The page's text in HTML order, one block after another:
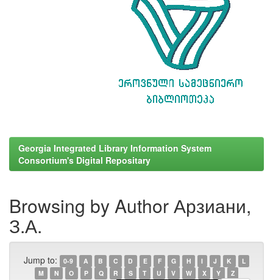
Georgia Integrated Library Information System
Consortium's Digital Repositary
Browsing by Author Арзиани,
З.А.
Jump to: 0-9 A B C D E F G H I J K
L
M
N O P Q R S T U V W X Y Z